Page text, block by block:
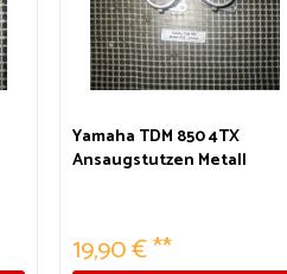
Yamaha TDM 850 4TX
Ansaugstutzen Metall
19,90 € **